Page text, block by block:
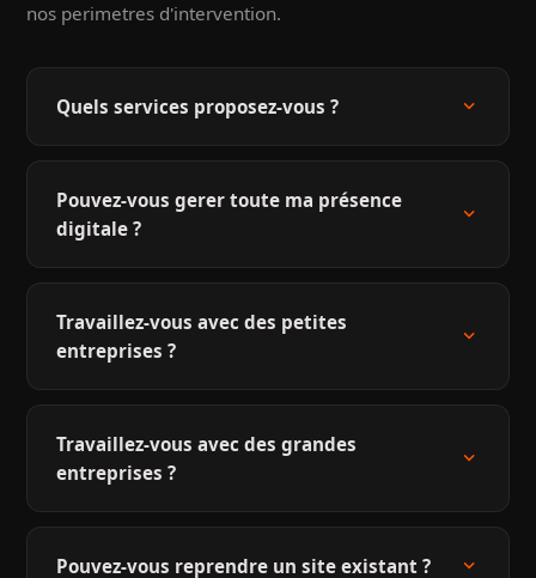
nos perimetres d'intervention.
Quels services proposez-vous ? expand_more
Pouvez-vous gerer toute ma présence
digitale ?
expand_more
Travaillez-vous avec des petites
entreprises ?
expand_more
Travaillez-vous avec des grandes
entreprises ?
expand_more
Pouvez-vous reprendre un site existant ? expand_more